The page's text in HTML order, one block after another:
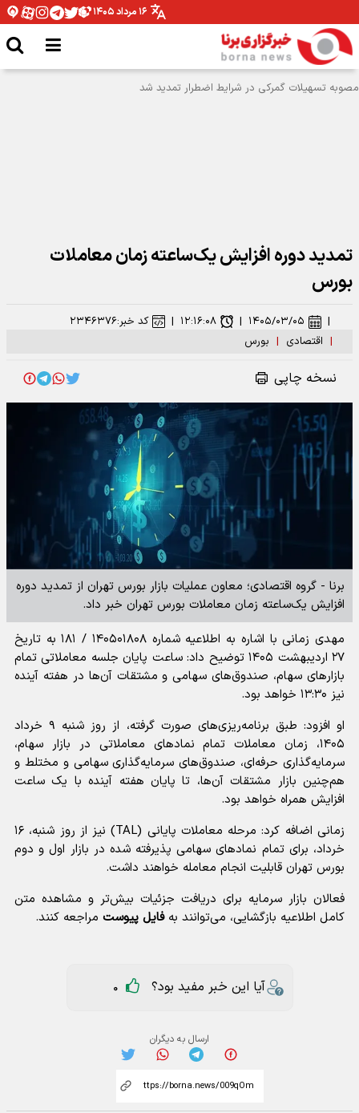
۱۶ مرداد ۱۴۰۵
تمدید دوره افزایش یک‌ساعته زمان معاملات
بورس
| اقتصادی | بورس
| ۱۴۰۵/۰۳/۰۵ | ۱۲:۱۶:۰۸ | کد خبر:۲۳۴۶۳۷۶
نسخه چاپی
برنا - گروه اقتصادی؛ معاون عملیات بازار بورس تهران از تمدید دوره
افزایش یک‌ساعته زمان معاملات بورس تهران خبر داد.
مهدی زمانی با اشاره به اطلاعیه شماره ۱۴۰۵۰۱۸۰۸ / ۱۸۱ به تاریخ
۲۷ اردیبهشت ۱۴۰۵ توضیح داد: ساعت پایان جلسه معاملاتی تمام
بازارهای سهام، صندوق‌های سهامی و مشتقات آن‌ها در هفته آینده
نیز ۱۳:۳۰ خواهد بود.
او افزود: طبق برنامه‌ریزی‌های صورت گرفته، از روز شنبه ۹ خرداد
۱۴۰۵، زمان معاملات تمام نمادهای معاملاتی در بازار سهام،
سرمایه‌گذاری حرفه‌ای، صندوق‌های سرمایه‌گذاری سهامی و مختلط و
هم‌چنین بازار مشتقات آن‌ها، تا پایان هفته آینده با یک ساعت
افزایش همراه خواهد بود.
زمانی اضافه کرد: مرحله معاملات پایانی (TAL) نیز از روز شنبه، ۱۶
خرداد، برای تمام نمادهای سهامی پذیرفته شده در بازار اول و دوم
بورس تهران قابلیت انجام معامله خواهند داشت.
فعالان بازار سرمایه برای دریافت جزئیات بیش‌تر و مشاهده متن
کامل اطلاعیه بازگشایی، می‌توانند بهفایل پیوست مراجعه کنند.
آیا این خبر مفید بود؟ 0
ارسال به دیگران